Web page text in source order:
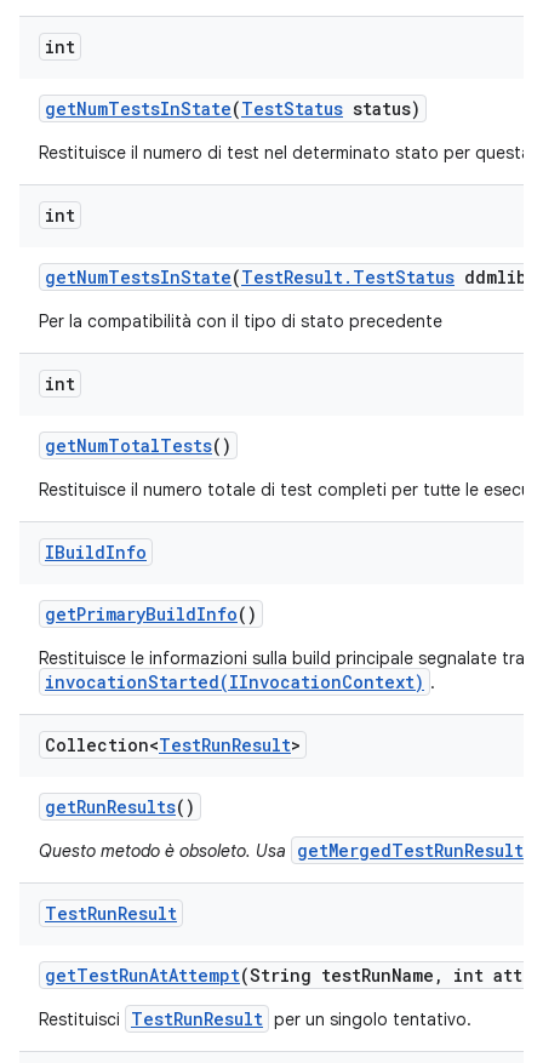
int
getNumTestsInState(TestStatus status)
Restituisce il numero di test nel determinato stato per questa
int
getNumTestsInState(TestResult. TestStatus ddmlib
Per la compatibilità con il tipo di stato precedente
int
getNumTotalTests()
Restituisce il numero totale di test completi per tutte le
IBuildInfo
getPrimaryBuildInfo()
Restituisce le informazioni sulla build principale segnalate
invocationStarted(IInvocationContext) .
Collection<TestRunResult>
getRunResults()
Questo metodo è obsoleto. Usa
TestRunResult
getTestRunAtAttempt(String testRunName , int
Restituisci TestRunResult per un singolo tentativo.